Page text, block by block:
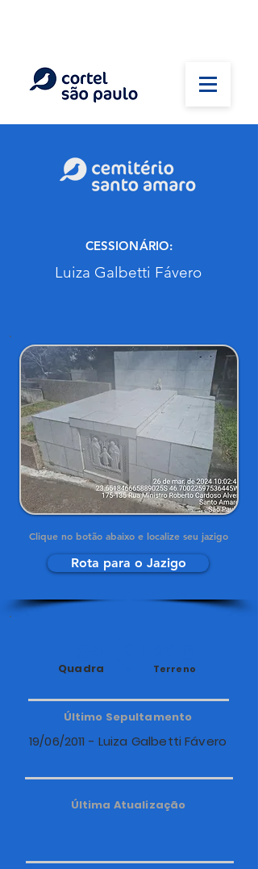
CESSIONÁRIO:
Luiza Galbetti Fávero
Clique no botão abaixo e localize seu jazigo
Rota para o Jazigo
Quadra Terreno
Último Sepultamento
19/06/2011 - Luiza Galbetti Fávero
Última Atualização